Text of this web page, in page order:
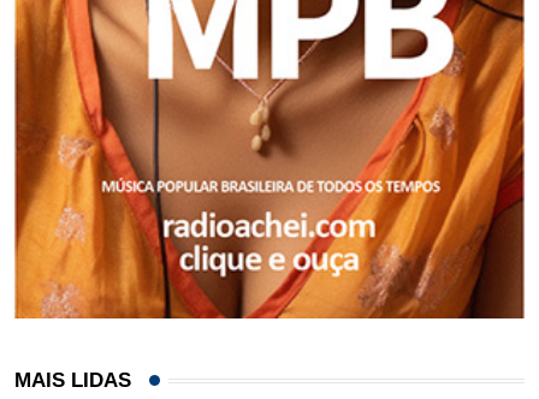
MAIS LIDAS